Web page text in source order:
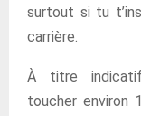
surtout si tu
carrière.
À titre
toucher environ